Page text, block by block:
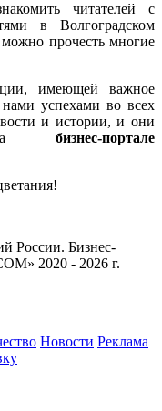
читателей с
в Волгоградском
прочесть многие
имеющей важное
успехами во всех
и истории, и они
на бизнес-портале
России. Бизнес-
2020 - 2026 г.
Новости Реклама